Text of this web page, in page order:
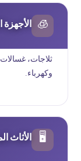
🧊 الأجهزة
ثلاجات،
وكهرباء.
🖥 الأثاث